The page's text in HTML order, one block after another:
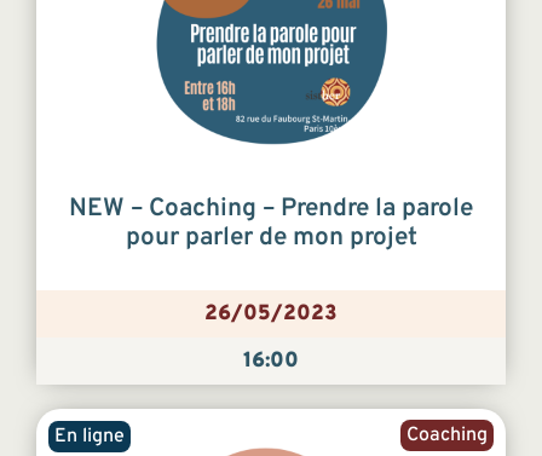
NEW – Coaching – Prendre la parole
pour parler de mon projet
26/05/2023
16:00
Coaching
En ligne